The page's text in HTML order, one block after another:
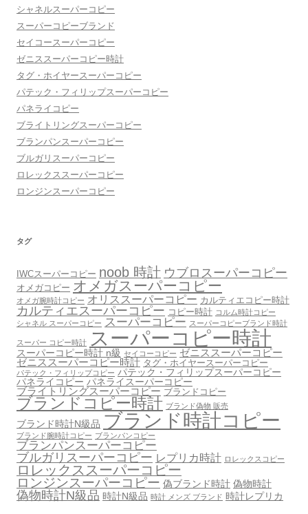
シャネルスーパーコピー
スーパーコピーブランド
セイコースーパーコピー
ゼニススーパーコピー時計
タグ・ホイヤースーパーコピー
パテック・フィリップスーパーコピー
パネライコピー
ブライトリングスーパーコピー
ブランパンスーパーコピー
ブルガリスーパーコピー
ロレックススーパーコピー
ロンジンスーパーコピー
タグ
IWCスーパーコピー noob 時計 ウブロスーパーコピー
オメガコピー オメガスーパーコピー
オメガ腕時計コピー オリススーパーコピー カルティエコピー時計
カルティエスーパーコピー コピー時計 コルム時計コピー
シャネル スーパーコピー スーパーコピー スーパーコピーブランド時計
スーパー コピー時計 スーパーコピー時計
スーパーコピー時計 n級 セイコーコピー ゼニススーパーコピー
ゼニススーパーコピー時計 タグ・ホイヤースーパーコピー
パテック・フィリップコピー パテック・フィリップスーパーコピー
パネライコピー パネライスーパーコピー
ブライトリングスーパーコピー ブランドコピー
ブランドコピー時計 ブランド偽物 販売
ブランド時計N級品 ブランド時計コピー
ブランド腕時計コピー ブランパンコピー
ブランパンスーパーコピー
ブルガリスーパーコピー レプリカ時計 ロレックスコピー
ロレックススーパーコピー
ロンジンスーパーコピー 偽ブランド時計 偽物時計
偽物時計N級品 時計N級品 時計 メンズ ブランド 時計レプリカ